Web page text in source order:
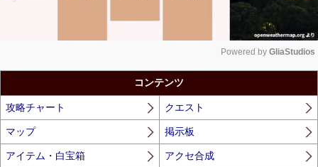
Powered by GliaStudios
コンテンツ
攻略チャート クエスト
マップ 掲示板
アイテム・白宝箱 アクセ合成